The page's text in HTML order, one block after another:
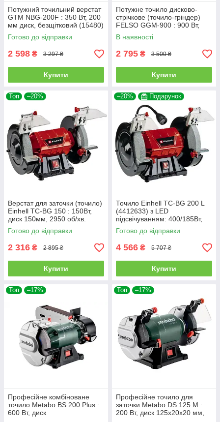
Потужний точильний верстат
GTM NBG-200F : 350 Вт, 200
мм диск, безщітковий (15480)
Готово до відправки
2 598 ₴ 3 297 ₴
Купити
Потужне точило дисково-
стрічкове (точило-гріндер)
FELSO GGM-900 : 900 Вт,
2950 об/хв, диск 150 мм
В наявності
2 795 ₴ 3 500 ₴
Купити
Топ –20%
Верстат для заточки (точило)
Einhell TC-BG 150 : 150Вт,
диск 150мм, 2950 об/хв.
(4412632)
Готово до відправки
2 316 ₴ 2 895 ₴
Купити
–20% Подарунок
Точило Einhell TC-BG 200 L
(4412633) з LED
підсвічуванням: 400/185Вт,
2980 об./хв.
Готово до відправки
4 566 ₴ 5 707 ₴
Купити
Топ –17%
Професійне комбіноване
точило Metabo BS 200 Plus :
600 Вт, диск
Топ –17%
Професійне точило для
заточки Metabo DS 125 M :
200 Вт, диск 125х20х20 мм,